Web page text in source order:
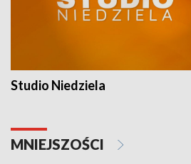
Studio Niedziela
MNIEJSZOŚCI